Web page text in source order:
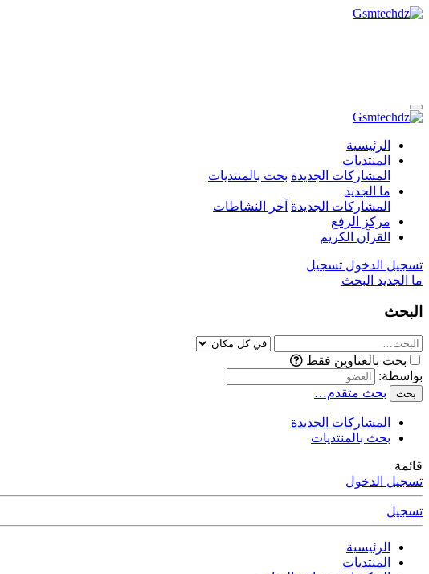
الرئيسية
المنتديات
المشاركات الجديدة بحث بالمنتديات
ما الجديد
المشاركات الجديدة آخر النشاطات
مركز الرفع
القرآن الكريم
تسجيل الدخول تسجيل
ما الجديد البحث
البحث
بحث بالعناوين فقط
بواسطة:
بحث بحث متقدم…
المشاركات الجديدة
بحث بالمنتديات
قائمة
تسجيل الدخول
تسجيل
الرئيسية
المنتديات